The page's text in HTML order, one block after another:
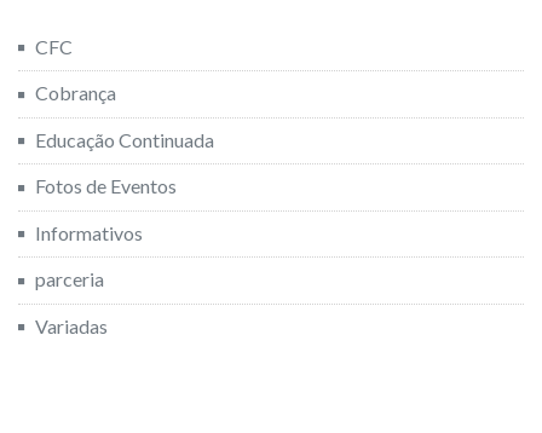
CFC
Cobrança
Educação Continuada
Fotos de Eventos
Informativos
parceria
Variadas